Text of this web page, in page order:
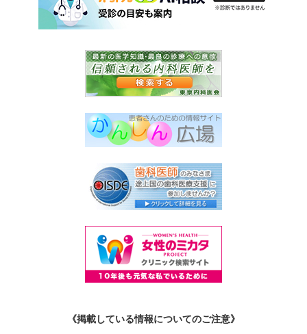
《掲載している情報についてのご注意》